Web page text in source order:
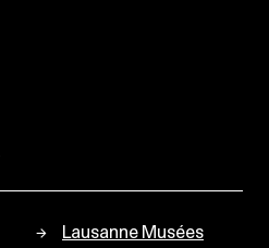
Lausanne Musées